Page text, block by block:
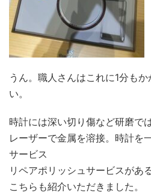
うん。職人さんはこれに1分も
い。
時計には深い切り傷など研磨で
レーザーで金属を溶接。時計を
サービス
リペアポリッシュサービスがあ
こちらも紹介いただきました。